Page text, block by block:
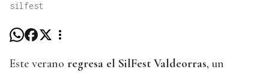
silfest
Este verano regresa el SilFest Valdeorras, un